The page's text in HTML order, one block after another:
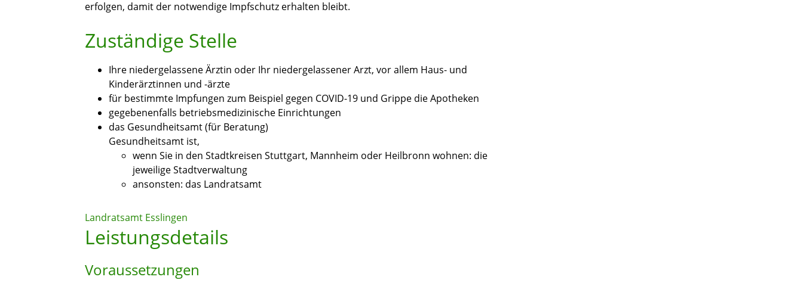
erfolgen, damit der notwendige Impfschutz erhalten bleibt.
Zuständige Stelle
Ihre niedergelassene Ärztin oder Ihr niedergelassener Arzt, vor allem Haus- und
Kinderärztinnen und -ärzte
für bestimmte Impfungen zum Beispiel gegen COVID-19 und Grippe die Apotheken
gegebenenfalls betriebsmedizinische Einrichtungen
das Gesundheitsamt (für Beratung)
Gesundheitsamt ist,
wenn Sie in den Stadtkreisen Stuttgart, Mannheim oder Heilbronn wohnen: die
jeweilige Stadtverwaltung
ansonsten: das Landratsamt
Landratsamt Esslingen
Leistungsdetails
Voraussetzungen